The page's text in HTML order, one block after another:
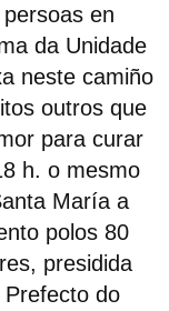
en
da Unidade
neste camiño
outros que
para curar
h. o mesmo
María a
polos 80
presidida
do